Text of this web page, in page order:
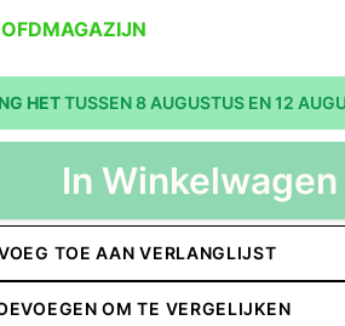
HETTUSSEN 8 AUGUSTUS EN 12
In Winkelwagen
TOE AAN VERLANGLIJST
OM TE VERGELIJKEN